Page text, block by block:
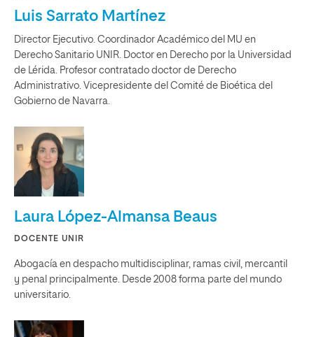
Luis Sarrato Martínez
Director Ejecutivo. Coordinador Académico del MU en
Derecho Sanitario UNIR. Doctor en Derecho por la Universidad
de Lérida. Profesor contratado doctor de Derecho
Administrativo. Vicepresidente del Comité de Bioética del
Gobierno de Navarra.
Laura López-Almansa Beaus
DOCENTE UNIR
Abogacía en despacho multidisciplinar, ramas civil, mercantil
y penal principalmente. Desde 2008 forma parte del mundo
universitario.